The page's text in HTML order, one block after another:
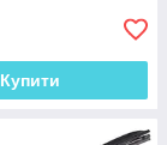
Купити